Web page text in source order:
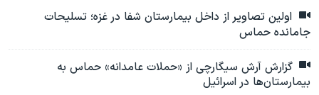
اولین تصاویر از داخل بیمارستان شفا در غزه؛ تسلیحات
جامانده حماس
گزارش آرش سیگارچی از «حملات عامدانه» حماس به
بیمارستان‌ها در اسرائیل